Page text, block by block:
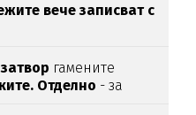
вече записват с
гамените
Отделно - за